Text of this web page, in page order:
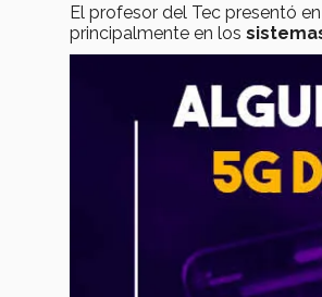
El profesor del Tec presentó
principalmente en los